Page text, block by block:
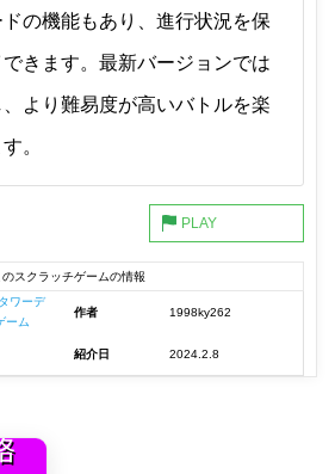
の機能もあり、進行状況を保
きます。最新バージョンでは
より難易度が高いバトルを楽
。
のスクラッチゲームの情報
ワーデ
ーム
作者 1998ky262
紹介日 2024.2.8